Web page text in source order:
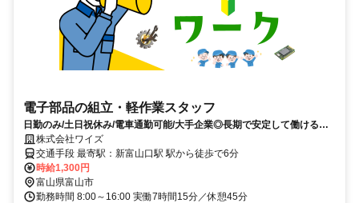
電子部品の組立・軽作業スタッフ
日勤のみ/土日祝休み/電車通勤可能/大手企業◎長期で安定して働ける製
造のお仕事です
株式会社ワイズ
交通手段 最寄駅：新富山口駅 駅から徒歩で6分
時給1,300円
富山県富山市
勤務時間 8:00～16:00 実働7時間15分／休憩45分